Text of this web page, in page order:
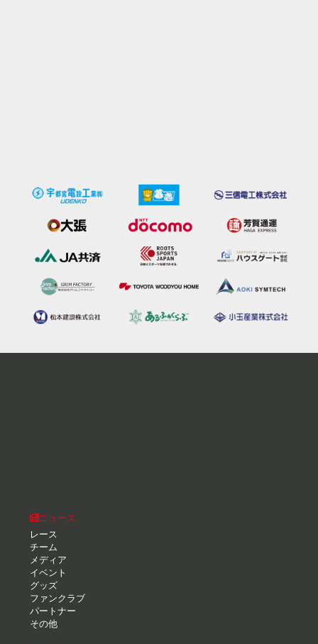
ニュース
レース
チーム
メディア
イベント
グッズ
ファンクラブ
パートナー
その他